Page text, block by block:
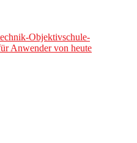
Objektivschule-
Anwender von heute